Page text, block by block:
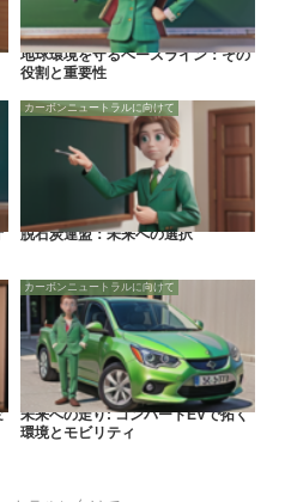
地球環境を守るベースライン：その
役割と重要性
カーボンニュートラルに向けて
脱石炭連盟：未来への選択
カーボンニュートラルに向けて
未来への走り: コンバートEVで拓く
環境とモビリティ